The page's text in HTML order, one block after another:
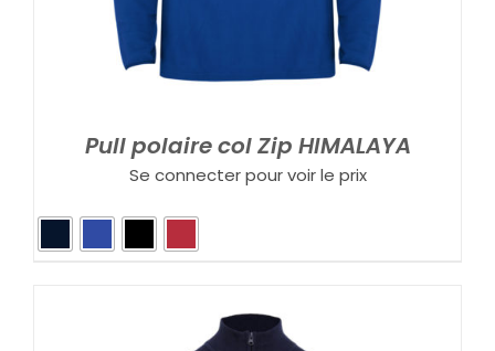
Pull polaire col Zip HIMALAYA
Se connecter pour voir le prix